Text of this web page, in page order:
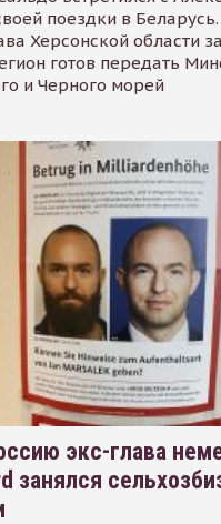
поездки в
Херсонской области
готов передать
и Черного морей
экс-глава
занялся